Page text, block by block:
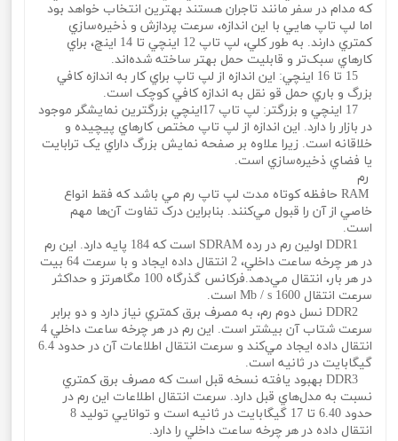
که مدام در سفر مانند تاجران هستند بهترين انتخاب خواهد بود
اما لپ تاپ هايي با اين اندازه، سرعت پردازش و ذخيره‌سازي
کمتري دارند. به طور کلي، لپ تاپ 12 اينچي تا 14 اينچ، براي
کارهاي سبک‌تر و قابليت حمل بهتر ساخته شده‌اند.
15 تا 16 اينچي: اين اندازه از لپ تاپ براي کار به اندازه کافي
بزرگ و باري حمل‌ قو‌ نقل به اندازه کافي کوچک است.
17 اينچي و بزرگتر: لپ تاپ 17اينچي بزرگترين نمايشگر موجود
در بازار را دارد. اين اندازه از لپ تاپ مختص کارهاي پيچيده و
خلاقانه است. زيرا علاوه بر صفحه نمايش بزرگ داراي يک ترابايت
يا فضاي ذخيره‌سازي است.
رم
RAM حافظه کوتاه مدت لپ تاپ رم مي باشد که فقط انواع
خاصي از آن را قبول مي‌کنند. بنابراين درک تفاوت آن‌ها مهم
است.
DDR1 اولين رم در رده SDRAM است که 184 پايه دارد. اين رم
در هر چرخه ساعت داخلي، 2 انتقال داده ايجاد و با سرعت 64 بيت
در هر بار، انتقال مي‌دهد.فرکانس گذرگاه 100 مگاهرتز و حداکثر
سرعت انتقال 1600 Mb / s است.
DDR2 نسل دوم رم، به مصرف برق کمتري نياز دارد و دو برابر
سرعت شتاب آن بيشتر است. اين رم در هر چرخه ساعت داخلي 4
انتقال داده ايجاد مي‌کند و سرعت انتقال اطلاعات آن در حدود 6.4
گيگابايت در ثانيه است.
DDR3 بهبود يافته نسخه قبل است که مصرف برق کمتري
نسبت به مدل‌هاي قبل دارد. سرعت انتقال اطلاعات اين رم در
حدود 6.40 تا 17 گيگابايت در ثانيه است و توانايي توليد 8
انتقال داده در هر چرخه ساعت داخلي را دارد.